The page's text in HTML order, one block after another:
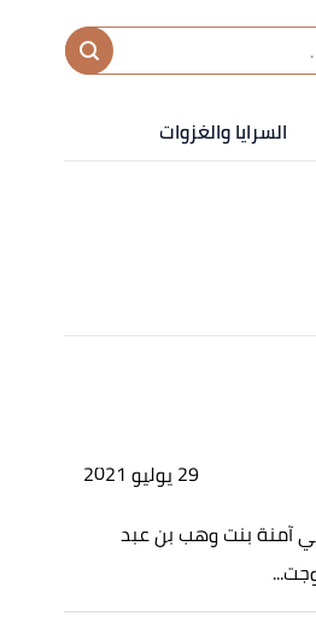
السرايا والغزوات
29 يوليو 2021
آمنة بنت وهب بن عبد